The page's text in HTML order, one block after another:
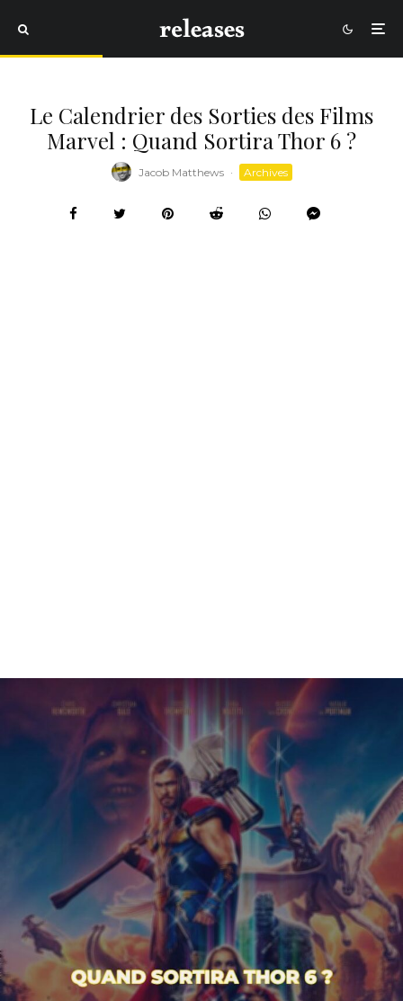
Le Calendrier des Sorties des Films
Marvel : Quand Sortira Thor 6 ?
Jacob Matthews · Archives